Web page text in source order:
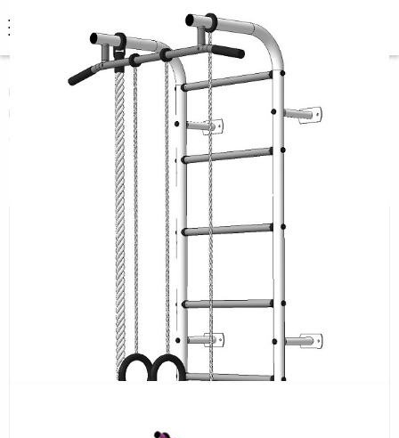
Главная Домашнее оборудование
Металлические
Пионер
Детский спортивный комплекс Пионер С1РМ
Детский спортивный комплекс
Пионер С1РМ